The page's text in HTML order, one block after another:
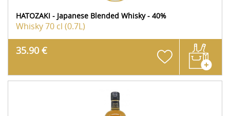
HATOZAKI - Japanese Blended Whisky - 40%
Whisky70 cl (0.7L)
35.90 €